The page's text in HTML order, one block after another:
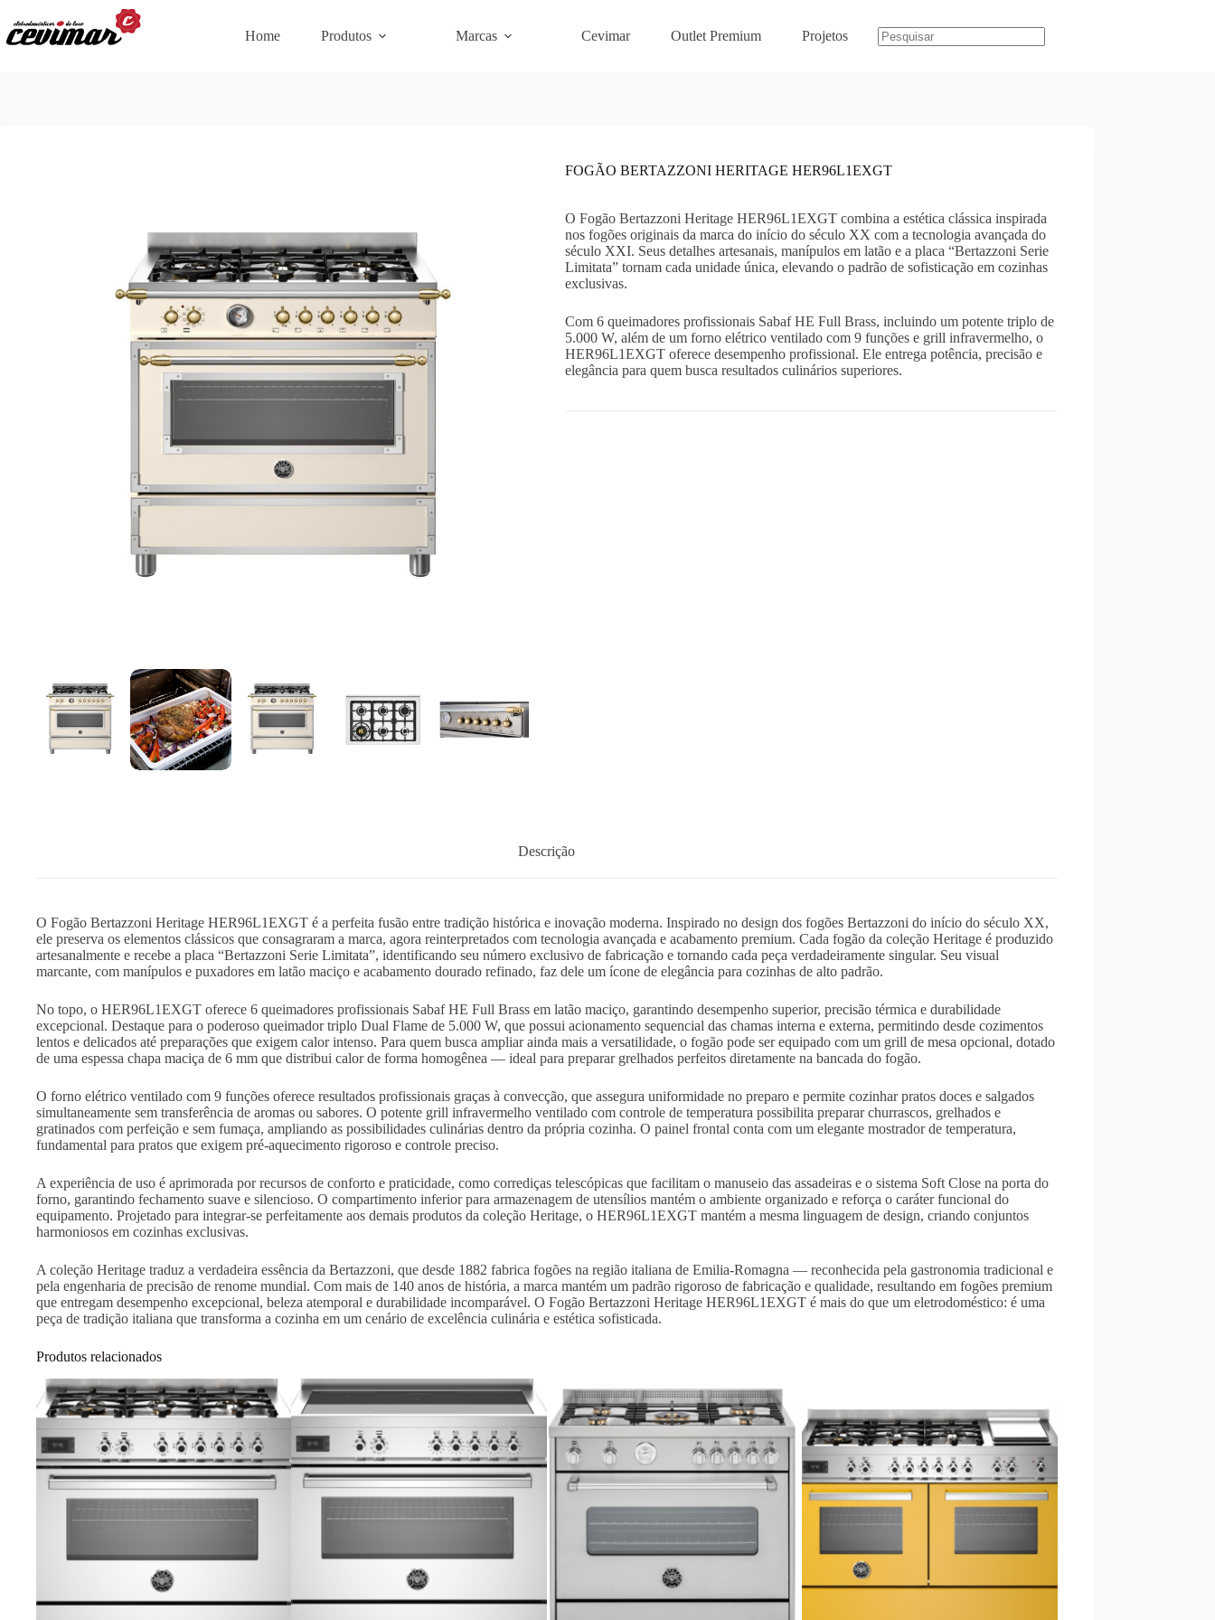
Home Produtos Marcas Cevimar Outlet Premium Projetos
FOGÃO BERTAZZONI HERITAGE HER96L1EXGT
O Fogão Bertazzoni Heritage HER96L1EXGT combina a estética clássica inspirada
nos fogões originais da marca do início do século XX com a tecnologia avançada do
século XXI. Seus detalhes artesanais, manípulos em latão e a placa “Bertazzoni Serie
Limitata” tornam cada unidade única, elevando o padrão de sofisticação em cozinhas
exclusivas.
Com 6 queimadores profissionais Sabaf HE Full Brass, incluindo um potente triplo de
5.000 W, além de um forno elétrico ventilado com 9 funções e grill infravermelho, o
HER96L1EXGT oferece desempenho profissional. Ele entrega potência, precisão e
elegância para quem busca resultados culinários superiores.
Descrição
O Fogão Bertazzoni Heritage HER96L1EXGT é a perfeita fusão entre tradição histórica e inovação moderna. Inspirado no design dos fogões Bertazzoni do início do século XX,
ele preserva os elementos clássicos que consagraram a marca, agora reinterpretados com tecnologia avançada e acabamento premium. Cada fogão da coleção Heritage é produzido
artesanalmente e recebe a placa “Bertazzoni Serie Limitata”, identificando seu número exclusivo de fabricação e tornando cada peça verdadeiramente singular. Seu visual
marcante, com manípulos e puxadores em latão maciço e acabamento dourado refinado, faz dele um ícone de elegância para cozinhas de alto padrão.
No topo, o HER96L1EXGT oferece 6 queimadores profissionais Sabaf HE Full Brass em latão maciço, garantindo desempenho superior, precisão térmica e durabilidade
excepcional. Destaque para o poderoso queimador triplo Dual Flame de 5.000 W, que possui acionamento sequencial das chamas interna e externa, permitindo desde cozimentos
lentos e delicados até preparações que exigem calor intenso. Para quem busca ampliar ainda mais a versatilidade, o fogão pode ser equipado com um grill de mesa opcional, dotado
de uma espessa chapa maciça de 6 mm que distribui calor de forma homogênea — ideal para preparar grelhados perfeitos diretamente na bancada do fogão.
O forno elétrico ventilado com 9 funções oferece resultados profissionais graças à convecção, que assegura uniformidade no preparo e permite cozinhar pratos doces e salgados
simultaneamente sem transferência de aromas ou sabores. O potente grill infravermelho ventilado com controle de temperatura possibilita preparar churrascos, grelhados e
gratinados com perfeição e sem fumaça, ampliando as possibilidades culinárias dentro da própria cozinha. O painel frontal conta com um elegante mostrador de temperatura,
fundamental para pratos que exigem pré-aquecimento rigoroso e controle preciso.
A experiência de uso é aprimorada por recursos de conforto e praticidade, como corrediças telescópicas que facilitam o manuseio das assadeiras e o sistema Soft Close na porta do
forno, garantindo fechamento suave e silencioso. O compartimento inferior para armazenagem de utensílios mantém o ambiente organizado e reforça o caráter funcional do
equipamento. Projetado para integrar-se perfeitamente aos demais produtos da coleção Heritage, o HER96L1EXGT mantém a mesma linguagem de design, criando conjuntos
harmoniosos em cozinhas exclusivas.
A coleção Heritage traduz a verdadeira essência da Bertazzoni, que desde 1882 fabrica fogões na região italiana de Emilia-Romagna — reconhecida pela gastronomia tradicional e
pela engenharia de precisão de renome mundial. Com mais de 140 anos de história, a marca mantém um padrão rigoroso de fabricação e qualidade, resultando em fogões premium
que entregam desempenho excepcional, beleza atemporal e durabilidade incomparável. O Fogão Bertazzoni Heritage HER96L1EXGT é mais do que um eletrodoméstico: é uma
peça de tradição italiana que transforma a cozinha em um cenário de excelência culinária e estética sofisticada.
Produtos relacionados